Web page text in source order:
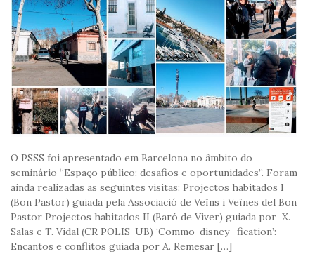
O PSSS foi apresentado em Barcelona no âmbito do
seminário “Espaço público: desafios e oportunidades”. Foram
ainda realizadas as seguintes visitas: Projectos habitados I
(Bon Pastor) guiada pela Associació de Veïns i Veïnes del Bon
Pastor Projectos habitados II (Baró de Viver) guiada por X.
Salas e T. Vidal (CR POLIS-UB) ‘Commo-disney- fication’:
Encantos e conflitos guiada por A. Remesar […]